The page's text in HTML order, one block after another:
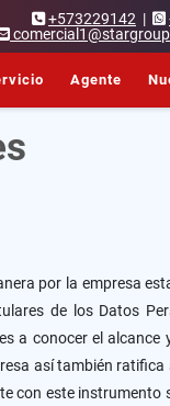
+573229142 |
Agente
por la empresa
de los Datos
a conocer el
así también
con este